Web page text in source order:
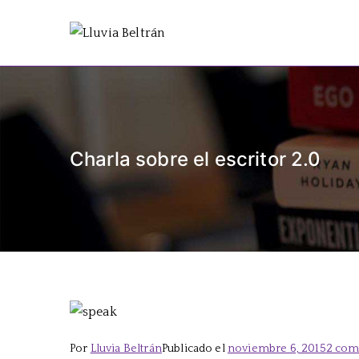
Charla sobre el escritor 2.0
Por Lluvia BeltránPublicado el noviembre 6, 20152